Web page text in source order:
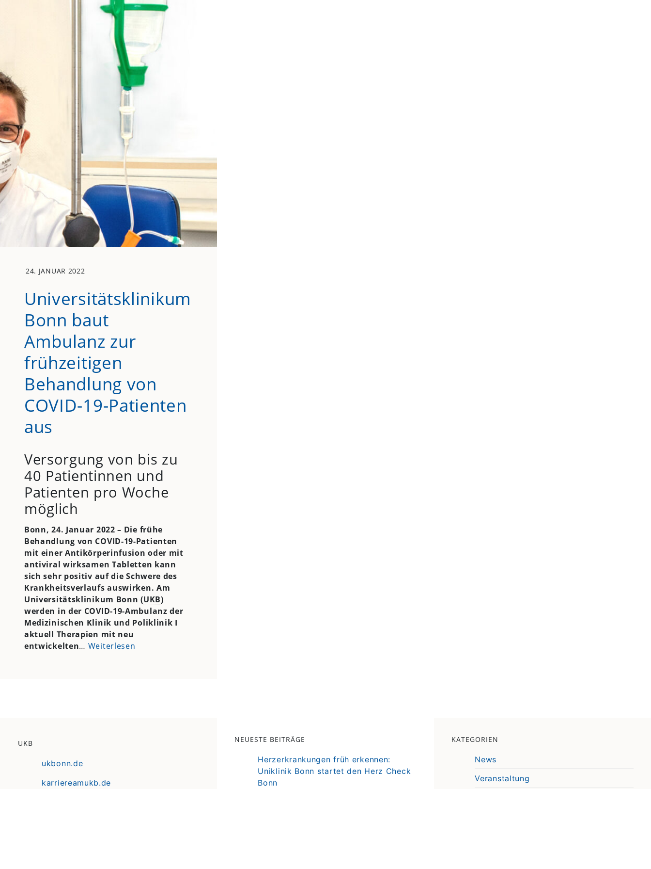
24. JANUAR 2022
Universitätsklinikum
Bonn baut
Ambulanz zur
frühzeitigen
Behandlung von
COVID-19-Patienten
aus
Versorgung von bis zu
40 Patientinnen und
Patienten pro Woche
möglich
Bonn, 24. Januar 2022 – Die frühe
Behandlung von COVID-19-Patienten
mit einer Antikörperinfusion oder mit
antiviral wirksamen Tabletten kann
sich sehr positiv auf die Schwere des
Krankheitsverlaufs auswirken. Am
Universitätsklinikum Bonn (UKB)
werden in der COVID-19-Ambulanz der
Medizinischen Klinik und Poliklinik I
aktuell Therapien mit neu
entwickelten… Weiterlesen
UKB
ukbonn.de
karriereamukb.de
NEUESTE BEITRÄGE
Herzerkrankungen früh erkennen:
Uniklinik Bonn startet den Herz Check
Bonn
KATEGORIEN
News
Veranstaltung